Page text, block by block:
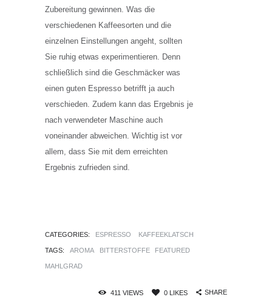
Zubereitung gewinnen. Was die
verschiedenen Kaffeesorten und die
einzelnen Einstellungen angeht, sollten
Sie ruhig etwas experimentieren. Denn
schließlich sind die Geschmäcker was
einen guten Espresso betrifft ja auch
verschieden. Zudem kann das Ergebnis je
nach verwendeter Maschine auch
voneinander abweichen. Wichtig ist vor
allem, dass Sie mit dem erreichten
Ergebnis zufrieden sind.
CATEGORIES: ESPRESSO KAFFEEKLATSCH
TAGS: AROMA BITTERSTOFFE FEATURED
MAHLGRAD
411 VIEWS 0LIKES SHARE